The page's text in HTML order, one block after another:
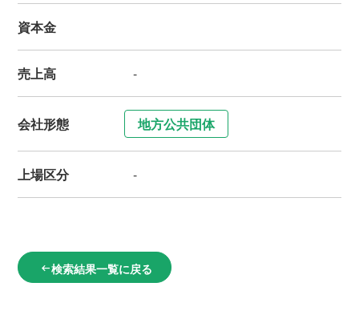
資本金
売上高 -
会社形態 地方公共団体
上場区分 -
arrow_left_alt検索結果一覧に戻る